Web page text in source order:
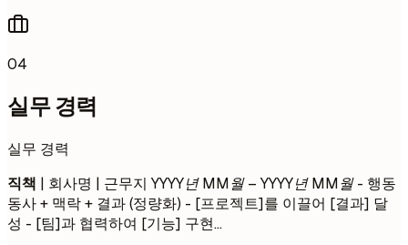
04
실무 경력
실무 경력
직책 | 회사명 | 근무지 YYYY년 MM월 – YYYY년 MM월- 행동
동사 + 맥락 + 결과 (정량화) - [프로젝트]를 이끌어 [결과] 달
성 - [팀]과 협력하여 [기능] 구현...